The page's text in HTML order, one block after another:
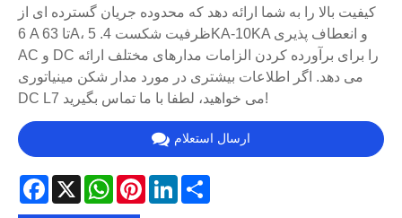
کیفیت بالا را به شما ارائه دهد که محدوده جریان گسترده ای از
6 A تا 63A، ظرفیت شکست 4. 5KA-10KA و انعطاف پذیری
AC و DC را برای برآورده کردن الزامات مدارهای مختلف ارائه
می دهد. اگر اطلاعات بیشتری در مورد مدار شکن مینیاتوری
DC L7 می خواهید، لطفا با ما تماس بگیرید!
ارسال استعلام
Facebook
X WhatsApp
PinterestLinkedIn